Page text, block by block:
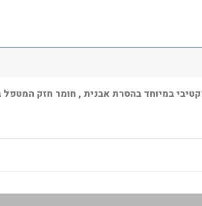
במיוחד בהסרת אבנית , חומר חזק המטפל